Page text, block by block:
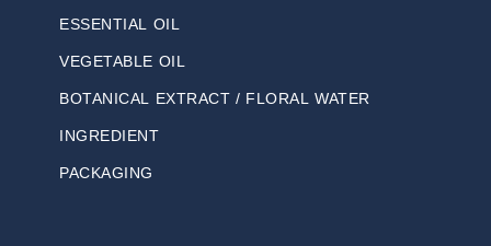
ESSENTIAL OIL
VEGETABLE OIL
BOTANICAL EXTRACT / FLORAL WATER
INGREDIENT
PACKAGING